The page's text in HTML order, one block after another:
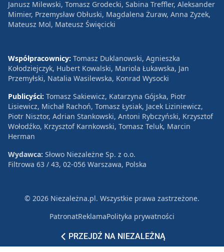
PRZEJDŹ NA NIEZALEŻNĄ
Janusz Milewski, Tomasz Grodecki, Sabina Treffler, Aleksander
Mimier, Przemysław Obłuski, Magdalena Żuraw, Anna Zyzek,
Mateusz Mol, Mateusz Święcicki
Współpracownicy: Tomasz Duklanowski, Agnieszka
Kołodziejczyk, Hubert Kowalski, Mariola Łukawska, Jan
Przemyłski, Natalia Wasilewska, Konrad Wysocki
Publicyści: Tomasz Sakiewicz, Katarzyna Gójska, Piotr
Lisiewicz, Michał Rachoń, Tomasz Łysiak, Jacek Liziniewicz,
Piotr Nisztor, Adrian Stankowski, Antoni Rybczyński, Krzysztof
Wołodźko, Krzysztof Karnkowski, Tomasz Teluk, Marcin
Herman
Wydawca: Słowo Niezależne Sp. z o.o.
Filtrowa 63 / 43, 02-056 Warszawa, Polska
© 2026 Niezależna.pl. Wszystkie prawa zastrzeżone.
PatronatReklamaPolityka prywatności